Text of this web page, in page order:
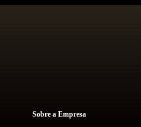
Sobre a Empresa